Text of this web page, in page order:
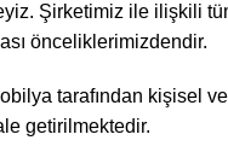
Şirketimiz ile ilişkili
önceliklerimizdendir.
tarafından
getirilmektedir.